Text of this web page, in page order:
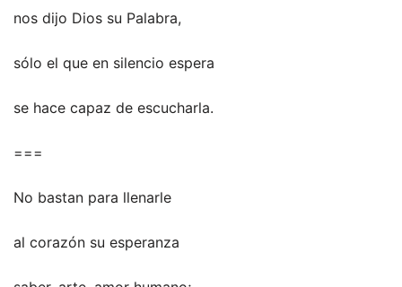
nos dijo Dios su Palabra,
sólo el que en silencio espera
se hace capaz de escucharla.
===
No bastan para llenarle
al corazón su esperanza